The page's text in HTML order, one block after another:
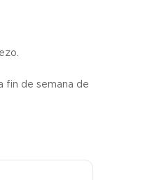
fin de semana de